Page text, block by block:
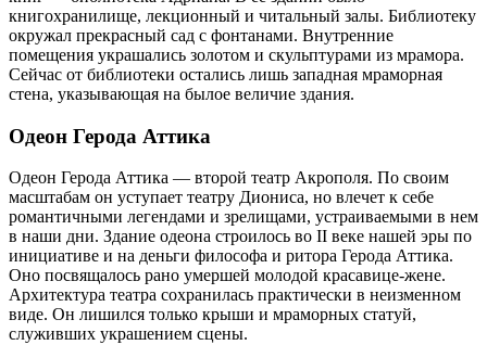
книгохранилище, лекционный и читальный залы. Библиотеку
окружал прекрасный сад с фонтанами. Внутренние
помещения украшались золотом и скульптурами из мрамора.
Сейчас от библиотеки остались лишь западная мраморная
стена, указывающая на былое величие здания.
Одеон Герода Аттика
Одеон Герода Аттика — второй театр Акрополя. По своим
масштабам он уступает театру Диониса, но влечет к себе
романтичными легендами и зрелищами, устраиваемыми в нем
в наши дни. Здание одеона строилось во II веке нашей эры по
инициативе и на деньги философа и ритора Герода Аттика.
Оно посвящалось рано умершей молодой красавице-жене.
Архитектура театра сохранилась практически в неизменном
виде. Он лишился только крыши и мраморных статуй,
служивших украшением сцены.